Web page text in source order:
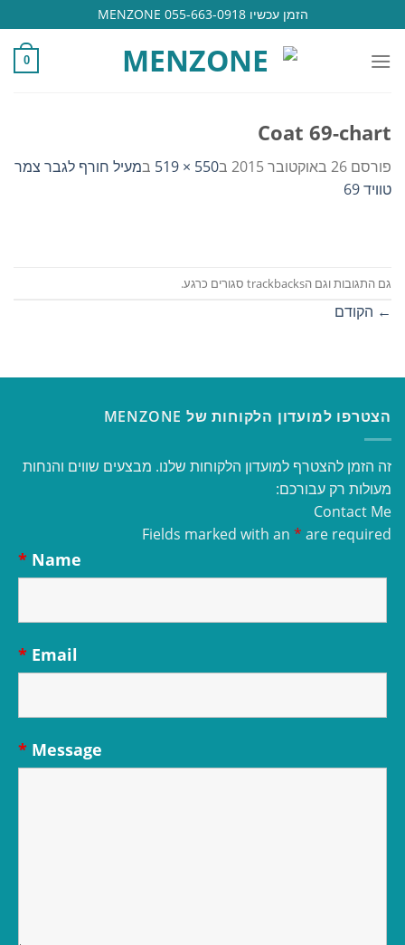
to
content
הזמן עכשיו 055-663-0918 MENZONE
0
Coat 69-chart
פורסם 26 באוקטובר 2015 ב550 × 519 במעיל חורף לגבר צמר
טוויד 69
גם התגובות וגם הtrackbacks סגורים כרגע.
← הקודם
הצטרפו למועדון הלקוחות של MENZONE
זה הזמן להצטרף למועדון הלקוחות שלנו. מבצעים שווים והנחות
מעולות רק עבורכם:
Contact Me
Fields marked with an * are required
Name
*
Email
*
Message
*